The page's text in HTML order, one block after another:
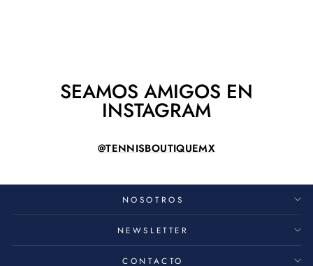
SEAMOS AMIGOS EN
INSTAGRAM
@TENNISBOUTIQUEMX
NOSOTROS
NEWSLETTER
CONTACTO